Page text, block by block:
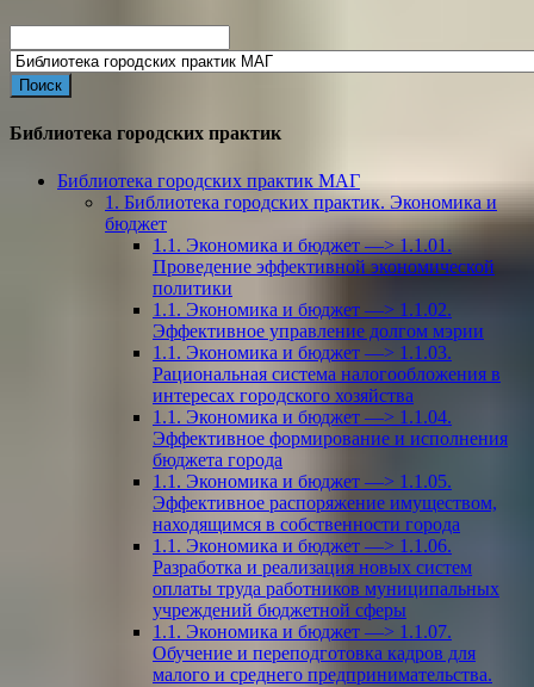
for:
Библиотека городских практик
Библиотека городских практик МАГ
1. Библиотека городских практик. Экономика и
бюджет
1.1. Экономика и бюджет —> 1.1.01.
Проведение эффективной экономической
политики
1.1. Экономика и бюджет —> 1.1.02.
Эффективное управление долгом мэрии
1.1. Экономика и бюджет —> 1.1.03.
Рациональная система налогообложения в
интересах городского хозяйства
1.1. Экономика и бюджет —> 1.1.04.
Эффективное формирование и исполнения
бюджета города
1.1. Экономика и бюджет —> 1.1.05.
Эффективное распоряжение имуществом,
находящимся в собственности города
1.1. Экономика и бюджет —> 1.1.06.
Разработка и реализация новых систем
оплаты труда работников муниципальных
учреждений бюджетной сферы
1.1. Экономика и бюджет —> 1.1.07.
Обучение и переподготовка кадров для
малого и среднего предпринимательства.